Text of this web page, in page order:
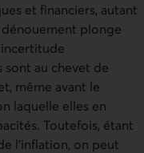
et financiers, autant
dénouement plonge
incertitude
sont au chevet de
même avant le
laquelle elles en
Toutefois, étant
l’inflation, on peut